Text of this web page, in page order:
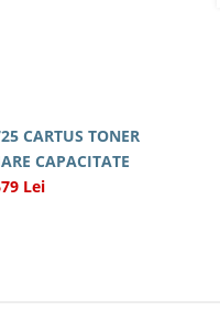
CARTUS TONER
CAPACITATE
Lei